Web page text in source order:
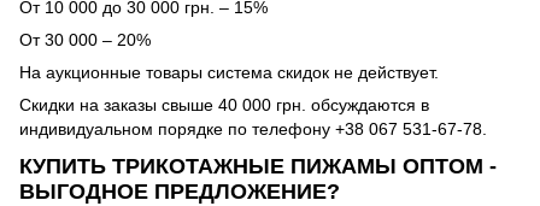
От 10 000 до 30 000 грн. – 15%
От 30 000 – 20%
На аукционные товары система скидок не действует.
Скидки на заказы свыше 40 000 грн. обсуждаются в
индивидуальном порядке по телефону +38 067 531-67-78.
КУПИТЬ ТРИКОТАЖНЫЕ ПИЖАМЫ ОПТОМ -
ВЫГОДНОЕ ПРЕДЛОЖЕНИЕ?